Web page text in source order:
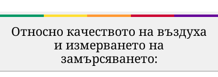
Относно качеството на въздуха
и измерването на
замърсяването: